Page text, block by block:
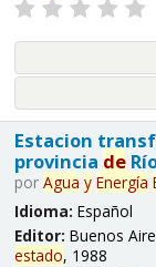
Estacion
provincia de
por Agua y Energía
Idioma: Español
Editor: Buenos
estado, 1988